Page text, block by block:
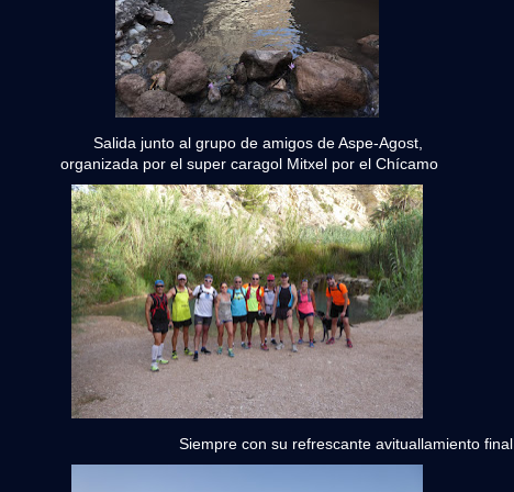
Salida junto al grupo de amigos de Aspe-Agost,
organizada por el super caragol Mitxel por el Chícamo
con su refrescante avituallamiento final